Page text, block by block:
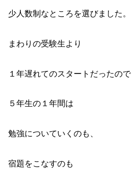
少人数制なところを選びました。
まわりの受験生より
１年遅れてのスタートだったので
５年生の１年間は
勉強についていくのも、
宿題をこなすのも